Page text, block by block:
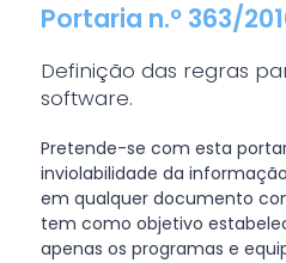
Portaria n.º 363/
Definição das regras
software.
Pretende-se com esta
inviolabilidade da
em qualquer documento
tem como objetivo
apenas os programas e